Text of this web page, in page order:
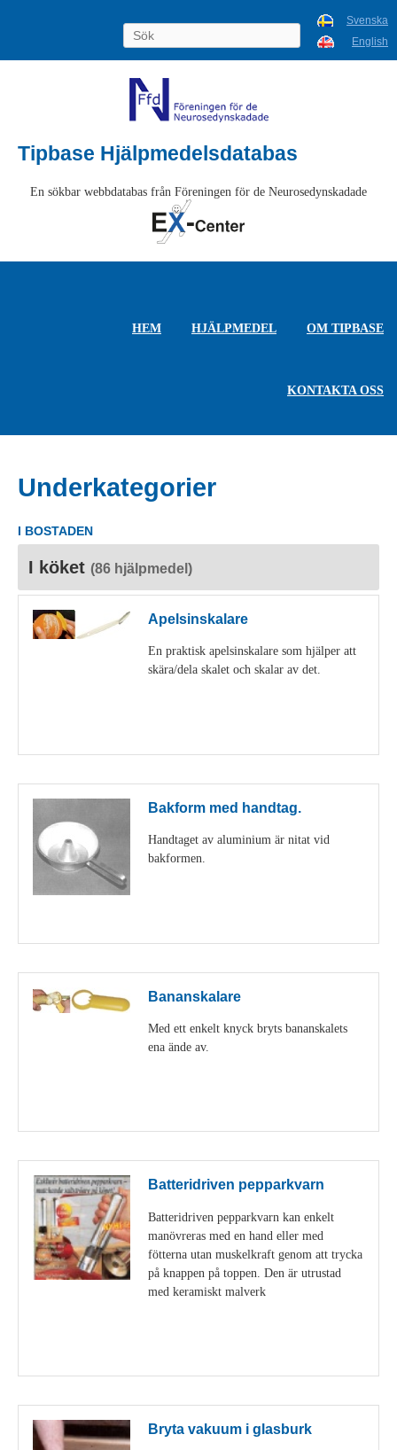
Svenska
English
Tipbase Hjälpmedelsdatabas
En sökbar webbdatabas från Föreningen för de Neurosedynskadade
HEM HJÄLPMEDEL OM TIPBASE
KONTAKTA OSS
Underkategorier
I BOSTADEN
I köket (86 hjälpmedel)
Apelsinskalare
En praktisk apelsinskalare som hjälper att
skära/dela skalet och skalar av det.
Bakform med handtag.
Handtaget av aluminium är nitat vid
bakformen.
Bananskalare
Med ett enkelt knyck bryts bananskalets
ena ände av.
Batteridriven pepparkvarn
Batteridriven pepparkvarn kan enkelt
manövreras med en hand eller med
fötterna utan muskelkraft genom att trycka
på knappen på toppen. Den är utrustad
med keramiskt malverk
Bryta vakuum i glasburk